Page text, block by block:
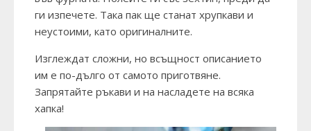
ги изпечете. Така пак ще станат хрупкави и
неустоими, като оригиналните.
Изглеждат сложни, но всъщност описанието
им е по-дълго от самото приготвяне.
Запрятайте ръкави и на насладете на всяка
хапка!